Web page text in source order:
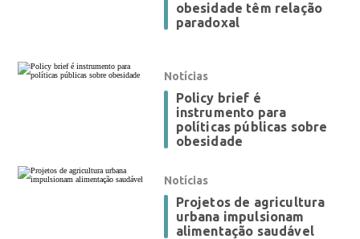
obesidade têm relação
paradoxal
Notícias
Policy brief é
instrumento para
políticas públicas sobre
obesidade
Notícias
Projetos de agricultura
urbana impulsionam
alimentação saudável